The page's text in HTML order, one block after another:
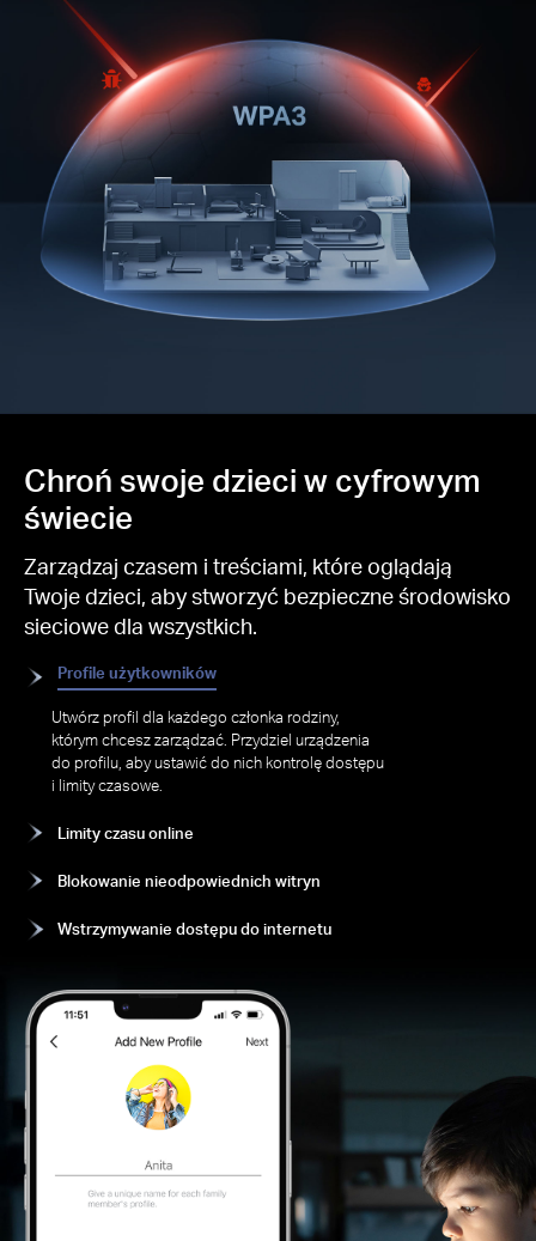
Chroń swoje dzieci w cyfrowym
świecie
Zarządzaj czasem i treściami, które oglądają
Twoje dzieci, aby stworzyć bezpieczne środowisko
sieciowe dla wszystkich.
Profile użytkowników
Utwórz profil dla każdego członka rodziny,
którym chcesz zarządzać. Przydziel urządzenia
do profilu, aby ustawić do nich kontrolę dostępu
i limity czasowe.
Limity czasu online
Blokowanie nieodpowiednich witryn
Wstrzymywanie dostępu do internetu